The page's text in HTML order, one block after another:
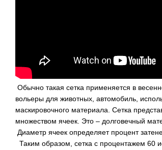
Обычно такая сетка применяется в
вольеры для животных, автомобиль,
маскировочного материала. Сетка
множеством ячеек. Это – долговечный
Диаметр ячеек определяет процент
Таким образом, сетка с процентажем 60